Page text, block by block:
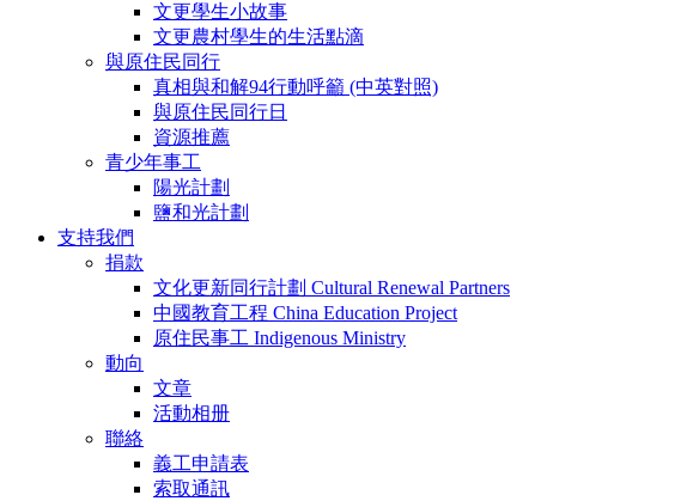
文更學生小故事
文更農村學生的生活點滴
與原住民同行
真相與和解94行動呼籲 (中英對照)
與原住民同行日
資源推薦
青少年事工
陽光計劃
鹽和光計劃
支持我們
捐款
文化更新同行計劃 Cultural Renewal Partners
中國教育工程 China Education Project
原住民事工 Indigenous Ministry
動向
文章
活動相册
聯絡
義工申請表
索取通訊